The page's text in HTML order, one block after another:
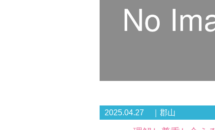
2025.04.27 ｜郡山